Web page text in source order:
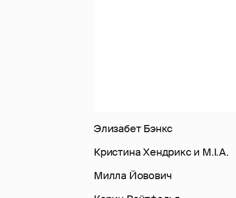
Элизабет Бэнкс
Кристина Хендрикс и М.I.A.
Милла Йовович